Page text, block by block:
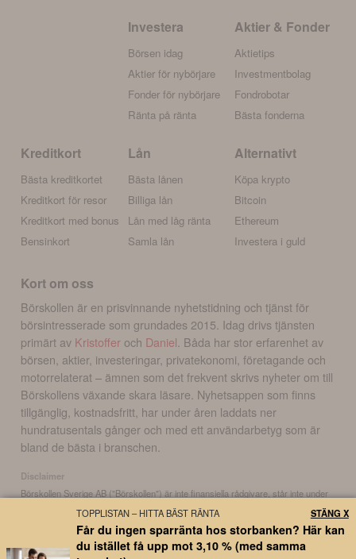
Investera
Börsen idag
Aktier för nybörjare
Fonder för nybörjare
Ränta på ränta
Aktier & Fonder
Aktietips
Investmentbolag
Fondrobotar
Bästa fonderna
Kreditkort
Bästa kreditkortet
Kreditkort för resor
Kreditkort med bonus
Bensinkort
Lån
Bästa lånen
Billiga lån
Lån med låg ränta
Samla lån
Alternativt
Köpa krypto
Bitcoin
Ethereum
Investera i guld
Kort om oss
Börskollen är en prisvinnande nyhetstidning och tjänst för
börsintresserade som grundades 2015. Idag drivs tjänsten
primärt av Kristoffer och Daniel . Båda har stor erfarenhet av
börsen, aktier, investeringar, privatekonomi, företagande och
motorrelaterat – ämnen som det frekvent skrivs nyheter om till
Börskollens växande skara läsare. Nyhetsappen som finns
tillgänglig, kostnadsfritt, har under åren laddats ner
hundratusentals gånger och med ett användarbetyg som är
bland de bästa i branschen.
Disclaimer
Börskollen Sverige AB ("Börskollen") är inte finansiella rådgivare, står inte under
finansinspektionens tillsyn och ger inga råd till dig. Detta innebär att
investeringsbeslut baserade på information som direkt eller indirekt härrörande
från Börskollen eller personer med koppling till Börskollen, alltid fattas
självständigt av investeraren. Börskollen frånsäger sig allt ansvar för eventuell
TOPPLISTAN – HITTA BÄST RÄNTA
Får du ingen sparränta hos storbanken? Här kan
du istället få upp mot 3,10 % (med samma
STÄNG X